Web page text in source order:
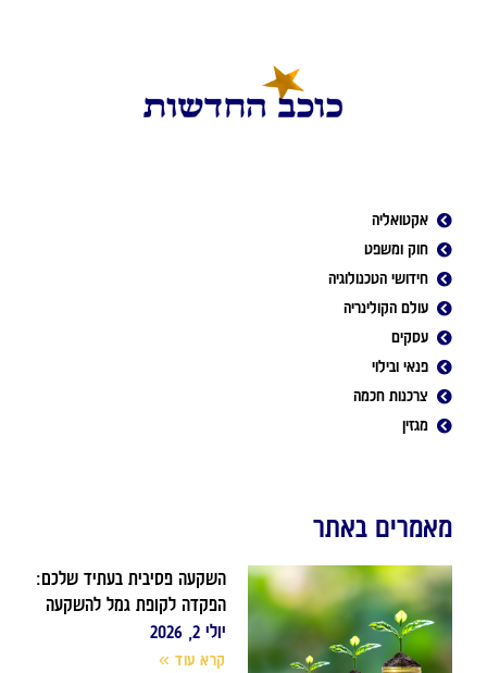
אקטואליה
חוק ומשפט
חידושי הטכנולוגיה
עולם הקולינריה
עסקים
פנאי ובילוי
צרכנות חכמה
מגזין
מאמרים באתר
השקעה פסיבית בעתיד שלכם:
הפקדה לקופת גמל להשקעה
יולי 2, 2026
קרא עוד »